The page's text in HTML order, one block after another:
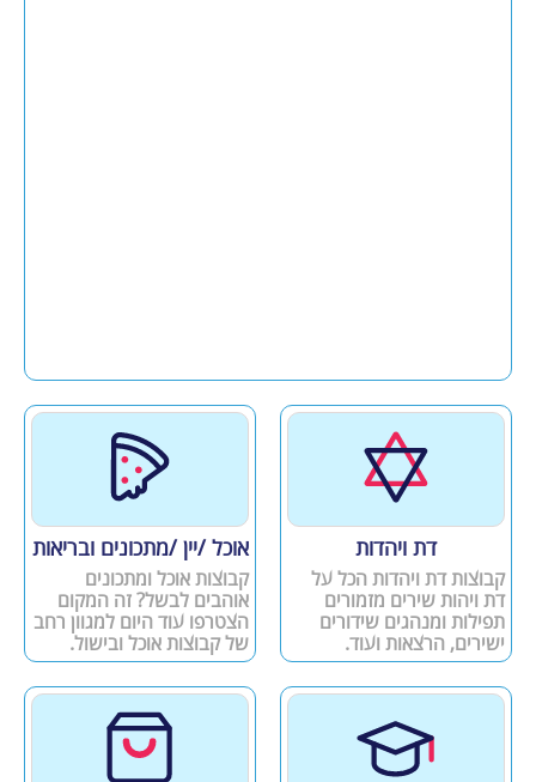
דת ויהדות
קבוצות דת ויהדות הכל על
דת ויהות שירים מזמורים
תפילות ומנהגים שידורים
ישירים, הרצאות ועוד.
אוכל /יין /מתכונים ובריאות
קבוצות אוכל ומתכונים
אוהבים לבשל? זה המקום
הצטרפו עוד היום למגוון רחב
של קבוצות אוכל ובישול.